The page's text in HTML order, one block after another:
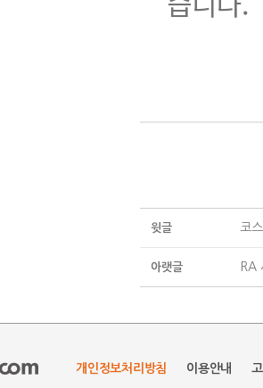
윗글 코
아랫글 RA
개인정보처리방침 이용안내